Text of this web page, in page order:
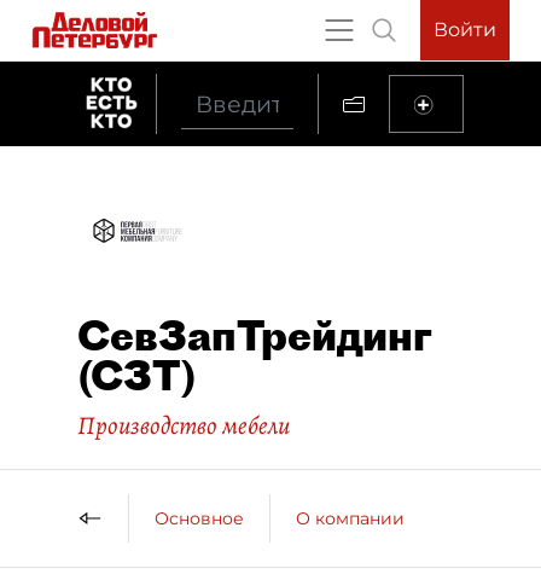
Войти
СевЗапТрейдинг
(СЗТ)
Производство мебели
Основное О компании